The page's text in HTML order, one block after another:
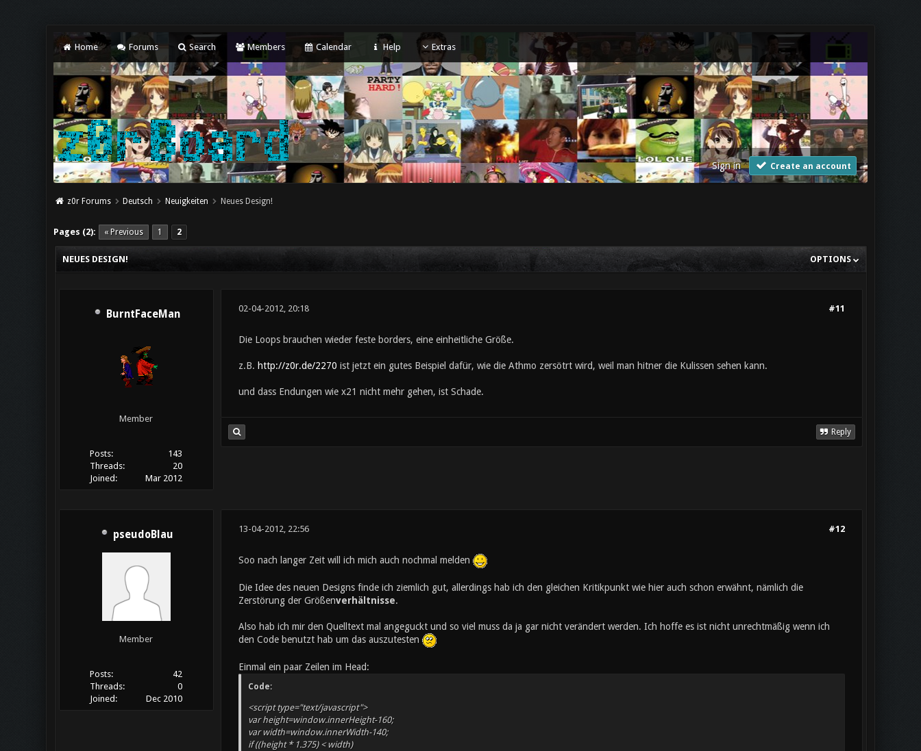
Home Forums Search Members Calendar Help Extras
Sign in Create an account
z0r Forums Deutsch Neuigkeiten Neues Design!
Pages (2): « Previous 1 2
OPTIONS
NEUES DESIGN!
BurntFaceMan
Member
Posts:
143
Threads:
20
Joined:
Mar 2012
#11
02-04-2012, 20:18
Die Loops brauchen wieder feste borders, eine einheitliche Größe.
z.B. http://z0r.de/2270 ist jetzt ein gutes Beispiel dafür, wie die Athmo zersötrt wird, weil man hitner die Kulissen sehen kann.
und dass Endungen wie x21 nicht mehr gehen, ist Schade.
Reply
pseudoBlau
Member
Posts:
42
Threads:
0
Joined:
Dec 2010
#12
13-04-2012, 22:56
Soo nach langer Zeit will ich mich auch nochmal melden
Die Idee des neuen Designs finde ich ziemlich gut, allerdings hab ich den gleichen Kritikpunkt wie hier auch schon erwähnt, nämlich die
Zerstörung der Größenverhältnisse.
Also hab ich mir den Quelltext mal angeguckt und so viel muss da ja gar nicht verändert werden. Ich hoffe es ist nicht unrechtmäßig wenn ich
den Code benutzt hab um das auszutesten
Einmal ein paar Zeilen im Head:
Code:
<script type="text/javascript">
var height=window.innerHeight-160;
var width=window.innerWidth-140;
if ((height * 1.375) < width)